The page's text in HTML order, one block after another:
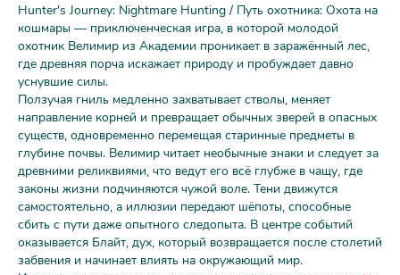
Hunter's Journey: Nightmare Hunting / Путь охотника: Охота на
кошмары — приключенческая игра, в которой молодой
охотник Велимир из Академии проникает в заражённый лес,
где древняя порча искажает природу и пробуждает давно
уснувшие силы.
Ползучая гниль медленно захватывает стволы, меняет
направление корней и превращает обычных зверей в опасных
существ, одновременно перемещая старинные предметы в
глубине почвы. Велимир читает необычные знаки и следует за
древними реликвиями, что ведут его всё глубже в чащу, где
законы жизни подчиняются чужой воле. Тени движутся
самостоятельно, а иллюзии передают шёпоты, способные
сбить с пути даже опытного следопыта. В центре событий
оказывается Блайт, дух, который возвращается после столетий
забвения и начинает влиять на окружающий мир.